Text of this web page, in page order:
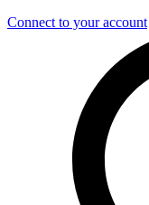
Connect to your account